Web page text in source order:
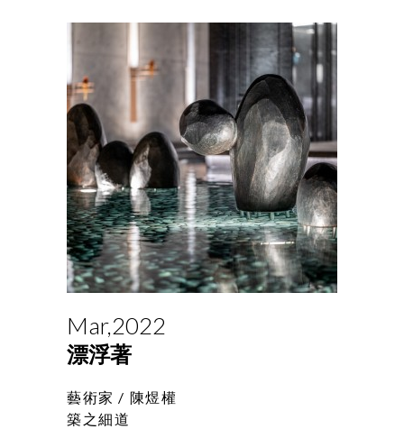
Mar,2022
漂浮著
藝術家 / 陳煜權
築之細道